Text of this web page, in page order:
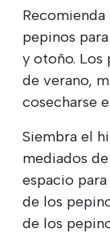
pepinos
y otoño. Los
de verano,
cosecharse
Siembra el
mediados
espacio
de los
de los